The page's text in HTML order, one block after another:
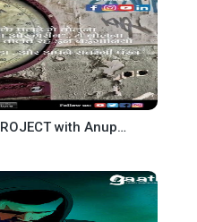
S01 E07 THE 30 SECOND PROJECT with Anupam Dhyani